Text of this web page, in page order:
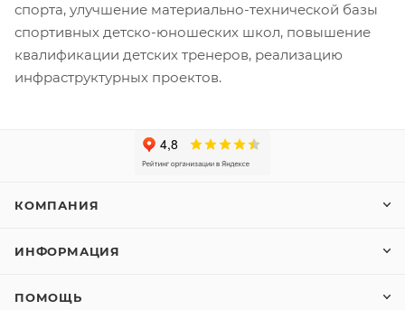
спорта, улучшение материально-технической базы
спортивных детско-юношеских школ, повышение
квалификации детских тренеров, реализацию
инфраструктурных проектов.
КОМПАНИЯ
ИНФОРМАЦИЯ
ПОМОЩЬ